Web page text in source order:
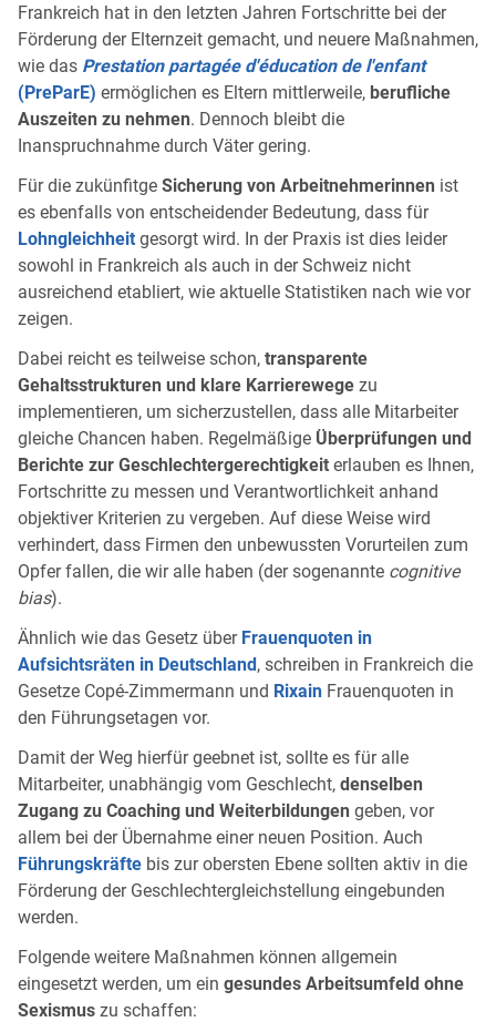
Frankreich hat in den letzten Jahren Fortschritte bei der
Förderung der Elternzeit gemacht, und neuere Maßnahmen,
wie das Prestation partagée d'éducation de l'enfant
(PreParE) ermöglichen es Eltern mittlerweile, berufliche
Auszeiten zu nehmen. Dennoch bleibt die
Inanspruchnahme durch Väter gering.
Für die zukünfitge Sicherung von Arbeitnehmerinnen ist
es ebenfalls von entscheidender Bedeutung, dass für
Lohngleichheit gesorgt wird. In der Praxis ist dies leider
sowohl in Frankreich als auch in der Schweiz nicht
ausreichend etabliert, wie aktuelle Statistiken nach wie vor
zeigen.
Dabei reicht es teilweise schon, transparente
Gehaltsstrukturen und klare Karrierewege zu
implementieren, um sicherzustellen, dass alle Mitarbeiter
gleiche Chancen haben. Regelmäßige Überprüfungen und
Berichte zur Geschlechtergerechtigkeit erlauben es Ihnen,
Fortschritte zu messen und Verantwortlichkeit anhand
objektiver Kriterien zu vergeben. Auf diese Weise wird
verhindert, dass Firmen den unbewussten Vorurteilen zum
Opfer fallen, die wir alle haben (der sogenannte cognitive
bias).
Ähnlich wie das Gesetz über Frauenquoten in
Aufsichtsräten in Deutschland, schreiben in Frankreich die
Gesetze Copé-Zimmermann und Rixain Frauenquoten in
den Führungsetagen vor.
Damit der Weg hierfür geebnet ist, sollte es für alle
Mitarbeiter, unabhängig vom Geschlecht, denselben
Zugang zu Coaching und Weiterbildungen geben, vor
allem bei der Übernahme einer neuen Position. Auch
Führungskräfte bis zur obersten Ebene sollten aktiv in die
Förderung der Geschlechtergleichstellung eingebunden
werden.
Folgende weitere Maßnahmen können allgemein
eingesetzt werden, um ein gesundes Arbeitsumfeld ohne
Sexismus zu schaffen: